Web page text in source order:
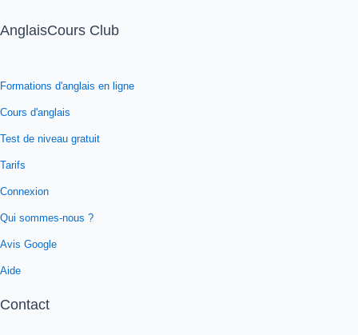
AnglaisCours Club
Formations d'anglais en ligne
Cours d'anglais
Test de niveau gratuit
Tarifs
Connexion
Qui sommes-nous ?
Avis Google
Aide
Contact